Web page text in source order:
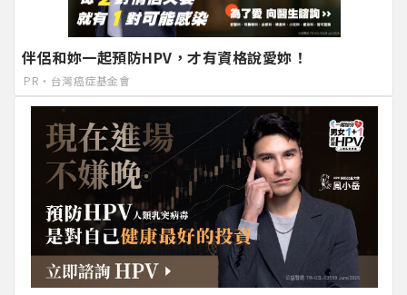
伴侶和妳一起預防HPV，才有資格說愛妳！
PR・台灣癌症基金會